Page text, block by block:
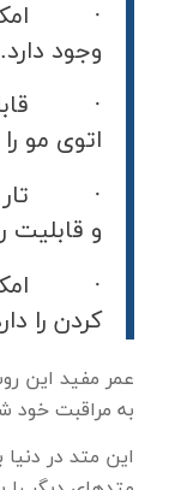
·
وجود دارد.
·
اتوی مو را
· تار
و قابلیت
·
کردن را
به مراقبت خود
این متد در